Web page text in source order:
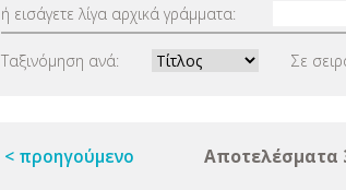
ή εισάγετε λίγα αρχικά γράμματα:
Ταξινόμηση ανά: Σε
< προηγούμενο Αποτελέσματα